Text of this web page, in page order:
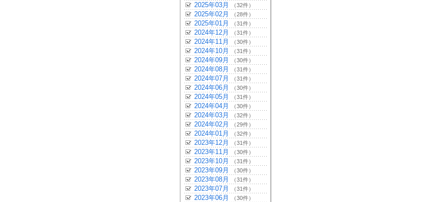
2025年03月 （32件）
2025年02月 （28件）
2025年01月 （31件）
2024年12月 （31件）
2024年11月 （30件）
2024年10月 （31件）
2024年09月 （30件）
2024年08月 （31件）
2024年07月 （31件）
2024年06月 （30件）
2024年05月 （31件）
2024年04月 （30件）
2024年03月 （32件）
2024年02月 （29件）
2024年01月 （32件）
2023年12月 （31件）
2023年11月 （30件）
2023年10月 （31件）
2023年09月 （30件）
2023年08月 （31件）
2023年07月 （31件）
2023年06月 （30件）